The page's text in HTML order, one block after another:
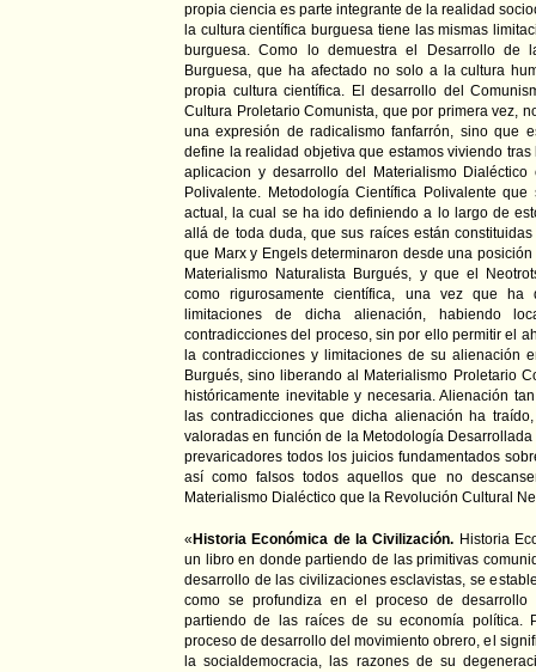
propia ciencia es parte integrante de la realidad
la cultura científica burguesa tiene las mismas
burguesa. Como lo demuestra el Desarrollo de
Burguesa, que ha afectado no solo a la cultura
propia cultura científica. El desarrollo del
Cultura Proletario Comunista, que por primera vez,
una expresión de radicalismo fanfarrón, sino que
define la realidad objetiva que estamos viviendo
aplicacion y desarrollo del Materialismo Dialéctico
Polivalente. Metodología Científica Polivalente
actual, la cual se ha ido definiendo a lo largo de
allá de toda duda, que sus raíces están
que Marx y Engels determinaron desde una
Materialismo Naturalista Burgués, y que el
como rigurosamente científica, una vez que
limitaciones de dicha alienación, habiendo
contradicciones del proceso, sin por ello permitir el
la contradicciones y limitaciones de su alienación
Burgués, sino liberando al Materialismo Proletario
históricamente inevitable y necesaria. Alienación
las contradicciones que dicha alienación ha
valoradas en función de la Metodología
prevaricadores todos los juicios fundamentados
así como falsos todos aquellos que no
Materialismo Dialéctico que la Revolución Cultural
« Historia Económica de la Civilización. Historia
un libro en donde partiendo de las primitivas
desarrollo de las civilizaciones esclavistas, se
como se profundiza en el proceso de desarrollo
partiendo de las raíces de su economía política.
proceso de desarrollo del movimiento obrero, el
la socialdemocracia, las razones de su